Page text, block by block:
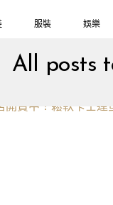
服裝 娛樂
All posts